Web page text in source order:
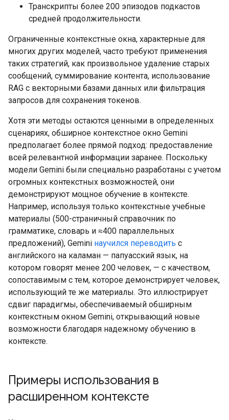
Транскрипты более 200 эпизодов подкастов
средней продолжительности.
Ограниченные контекстные окна, характерные для
многих других моделей, часто требуют применения
таких стратегий, как произвольное удаление старых
сообщений, суммирование контента, использование
RAG с векторными базами данных или фильтрация
запросов для сохранения токенов.
Хотя эти методы остаются ценными в определенных
сценариях, обширное контекстное окно Gemini
предполагает более прямой подход: предоставление
всей релевантной информации заранее. Поскольку
модели Gemini были специально разработаны с учетом
огромных контекстных возможностей, они
демонстрируют мощное обучение в контексте.
Например, используя только контекстные учебные
материалы (500-страничный справочник по
грамматике, словарь и ≈400 параллельных
предложений), Gemini научился переводить с
английского на каламан — папуасский язык, на
котором говорят менее 200 человек, — с качеством,
сопоставимым с тем, которое демонстрирует человек,
использующий те же материалы. Это иллюстрирует
сдвиг парадигмы, обеспечиваемый обширным
контекстным окном Gemini, открывающий новые
возможности благодаря надежному обучению в
контексте.
Примеры использования в
расширенном контексте